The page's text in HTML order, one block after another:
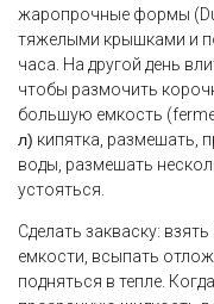
жаропрочные формы
тяжелыми крышками и
часа. На другой день
чтобы размочить
большую емкость
л) кипятка, размешать,
воды, размешать
устояться.
Сделать закваску: взять
емкости, всыпать
подняться в тепле.